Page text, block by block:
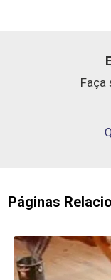
Faça
Páginas